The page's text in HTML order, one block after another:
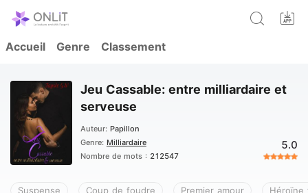
Accueil Genre Classement
Jeu Cassable: entre milliardaire et
serveuse
Auteur: Papillon
Genre: Milliardaire
Nombre de mots : 212547
5.0
Suspense Coup de foudre Premier amour Héroïne